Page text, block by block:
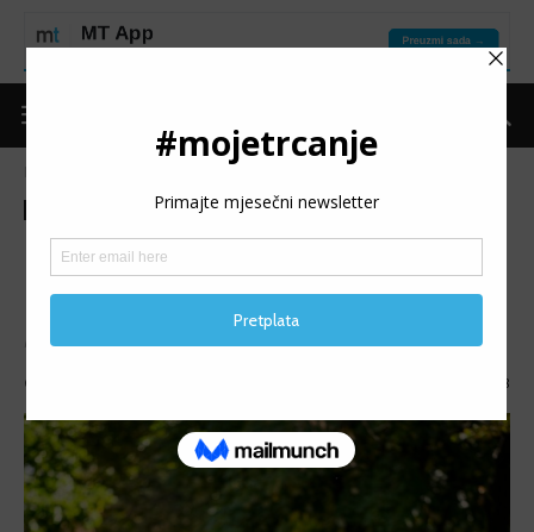
Izdvojeno MT reflektor
MT REFLEKTOR: Drino
Galičić
MT REFLEKTOR (118): Predstavljamo Drinu Galičića.
Objavio 848